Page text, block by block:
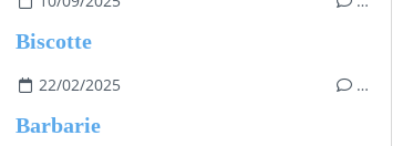
Biscotte
22/02/2025 …
Barbarie